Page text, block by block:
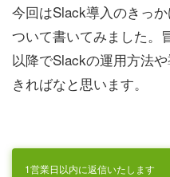
今回はSlack導入のきっ
ついて書いてみました。
以降でSlackの運用方法
きればなと思います。
1営業日以内に返信いたします